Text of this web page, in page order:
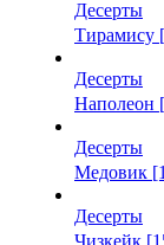
Десерты
Тирамису
Десерты
Наполеон
Десерты
Медовик
Десерты